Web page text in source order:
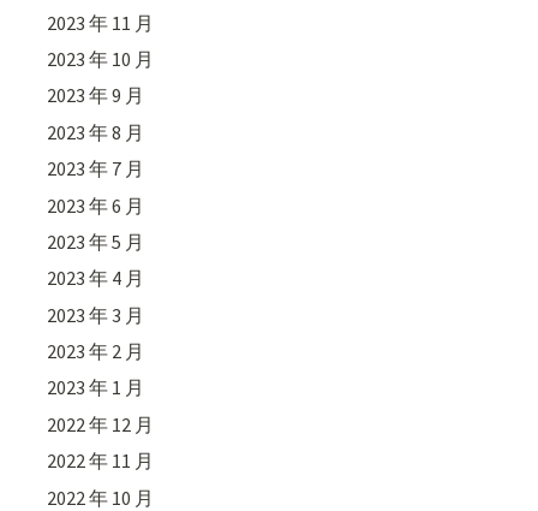
2023 年 11 月
2023 年 10 月
2023 年 9 月
2023 年 8 月
2023 年 7 月
2023 年 6 月
2023 年 5 月
2023 年 4 月
2023 年 3 月
2023 年 2 月
2023 年 1 月
2022 年 12 月
2022 年 11 月
2022 年 10 月